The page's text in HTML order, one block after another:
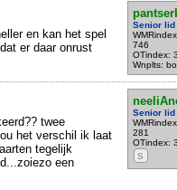
Senior lid
746
OTindex:
Wnplts:
en kan het spel
er daar onrust
Senior lid
281
OTindex:
S
twee
het verschil ik laat
tegelijk
een